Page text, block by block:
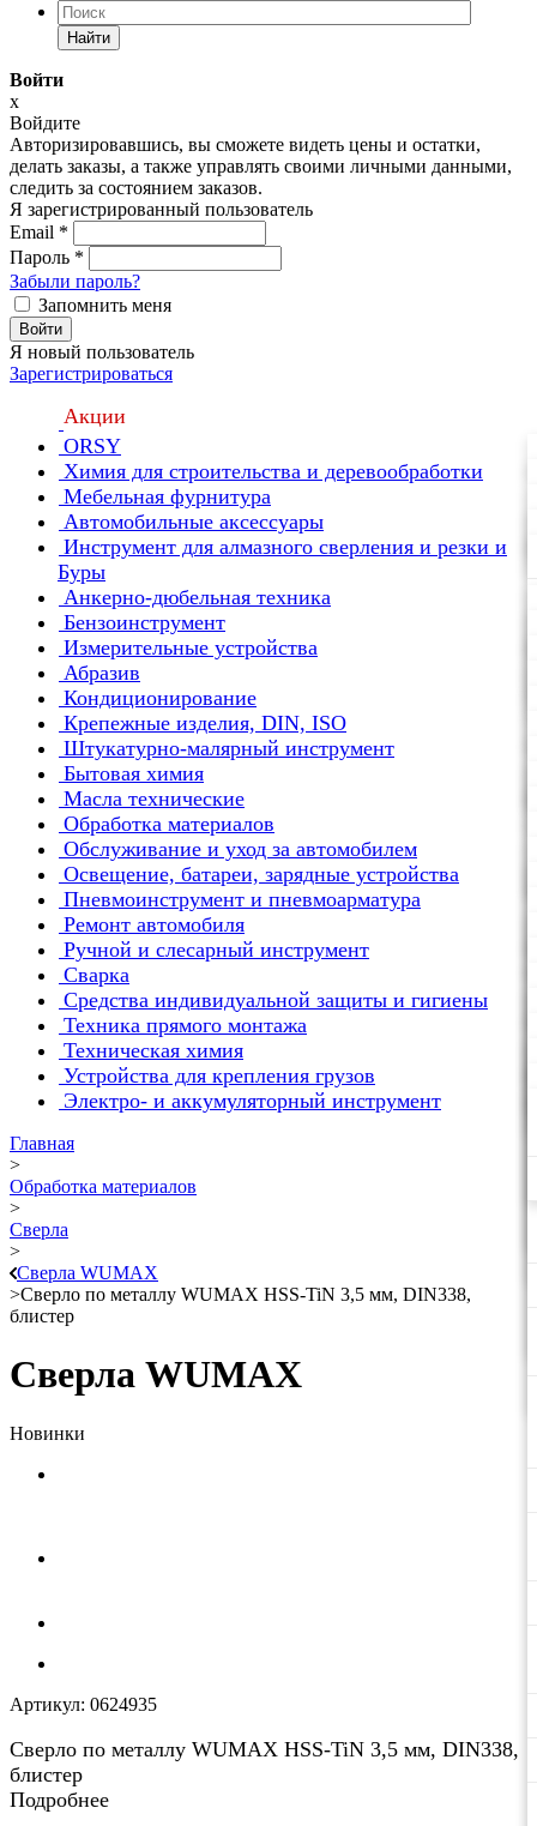
Найти
Войти
x
Войдите
Авторизировавшись, вы сможете видеть цены и остатки,
делать заказы, а также управлять своими личными данными,
следить за состоянием заказов.
Я зарегистрированный пользователь
Email *
Пароль *
Забыли пароль?
Запомнить меня
Войти
Я новый пользователь
Зарегистрироваться
Акции
ORSY
Химия для строительства и деревообработки
Мебельная фурнитура
Автомобильные аксессуары
Инструмент для алмазного сверления и резки и
Буры
Анкерно-дюбельная техника
Бензоинструмент
Измерительные устройства
Абразив
Кондиционирование
Крепежные изделия, DIN, ISO
Штукатурно-малярный инструмент
Бытовая химия
Масла технические
Обработка материалов
Обслуживание и уход за автомобилем
Освещение, батареи, зарядные устройства
Пневмоинструмент и пневмоарматура
Ремонт автомобиля
Ручной и слесарный инструмент
Сварка
Средства индивидуальной защиты и гигиены
Техника прямого монтажа
Техническая химия
Устройства для крепления грузов
Электро- и аккумуляторный инструмент
Главная
>
Обработка материалов
>
Сверла
>
Сверла WUMAX
>Сверло по металлу WUMAX HSS-TiN 3,5 мм, DIN338,
блистер
Сверла WUMAX
Новинки
Артикул: 0624935
Сверло по металлу WUMAX HSS-TiN 3,5 мм, DIN338,
блистер
Подробнее